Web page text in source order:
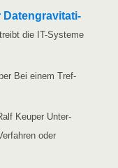
Daten­gra­vi­ta­ti­
die IT-Sys­­te­­me
Bei einem Tref­
Keu­per Unter­
oder